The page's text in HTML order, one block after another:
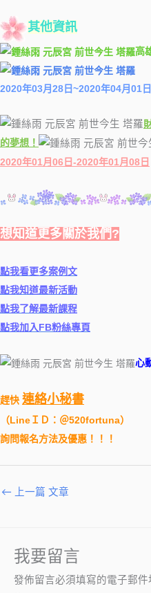
其他資訊
高
2020年03月28日~2020年04月01日
的夢想！
2020年01月06日-2020年01月08日
想知道更多關於我們?
點我看更多案例文
點我知道最新活動
點我了解最新課程
點我加入FB粉絲專頁
心
趕快 連絡小秘書
（LineＩＤ：＠520fortuna）
詢問報名方法及優惠！！！
← 上一篇 文章
我要留言
發佈留言必須填寫的電子郵件